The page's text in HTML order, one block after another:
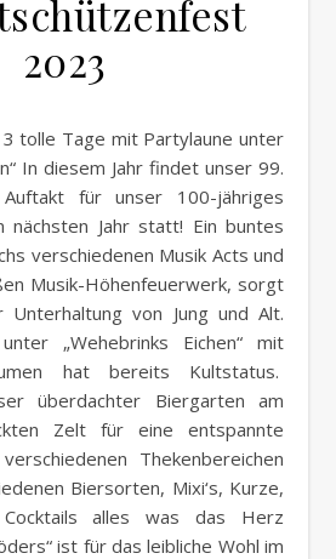
2023
In diesem Jahr findet unser 99.
für unser 100-jähriges
nächsten Jahr statt! Ein buntes
verschiedenen Musik Acts und
Musik-Höhenfeuerwerk, sorgt
von Jung und Alt.
„Wehebrinks Eichen“ mit
hat bereits Kultstatus.
überdachter Biergarten am
Zelt für eine entspannte
Thekenbereichen
Biersorten, Mixi‘s, Kurze,
alles was das Herz
ist für das leibliche Wohl im